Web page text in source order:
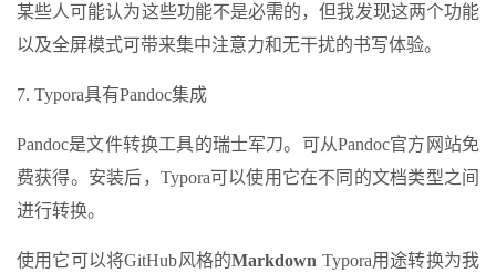
某些人可能认为这些功能不是必需的，但我发现这两个功能
以及全屏模式可带来集中注意力和无干扰的书写体验。
7. Typora具有Pandoc集成
Pandoc是文件转换工具的瑞士军刀。可从Pandoc官方网站免
费获得。安装后，Typora可以使用它在不同的文档类型之间
进行转换。
使用它可以将GitHub风格的Markdown Typora用途转换为我